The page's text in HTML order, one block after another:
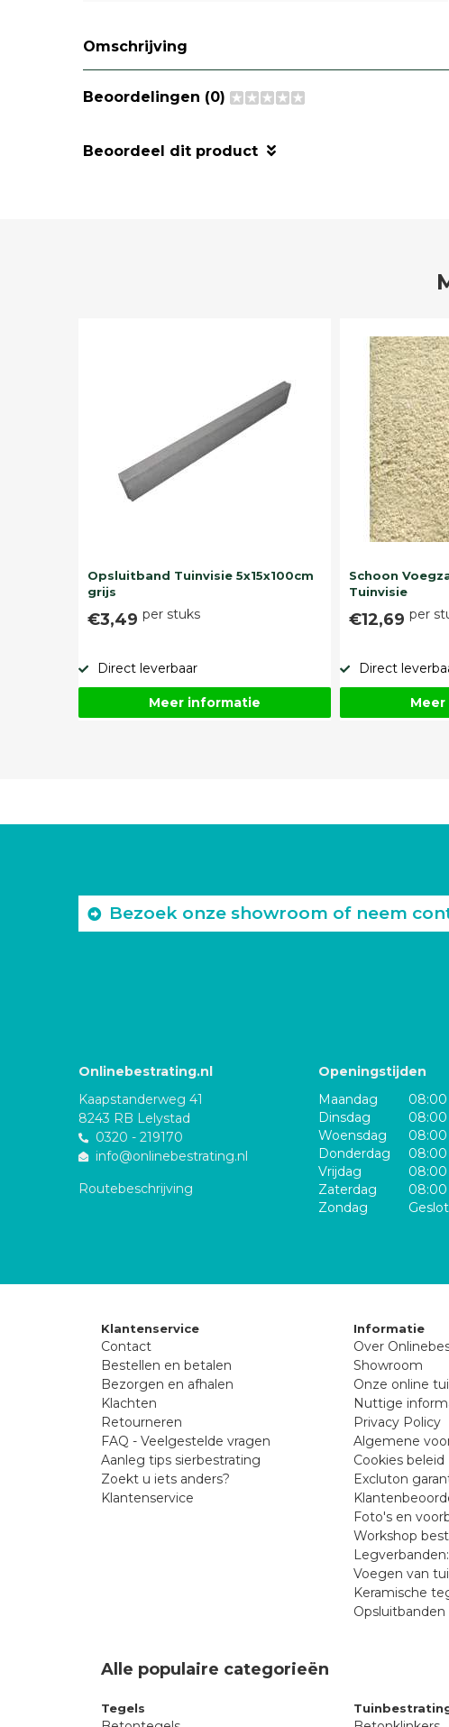
Omschrijving
Beoordelingen (0)
Beoordeel dit product
Opsluitband Tuinvisie 5x15x100cm
grijs
€3,49 per stuks
Direct leverbaar
Meer informatie
Schoon
Tuinvisie
€12,69per
Direct
Bezoek onze showroom of neem
Onlinebestrating.nl
Kaapstanderweg 41
8243 RB Lelystad
0320 - 219170
info@onlinebestrating.nl
Routebeschrijving
Openingstijden
Maandag
08:00
Dinsdag
08:00
Woensdag
08:00
Donderdag
08:00
Vrijdag
08:00
Zaterdag
08:00
Zondag
Klantenservice
Contact
Bestellen en betalen
Bezorgen en afhalen
Klachten
Retourneren
FAQ - Veelgestelde vragen
Aanleg tips sierbestrating
Zoekt u iets anders?
Klantenservice
Informatie
Over
Showroom
Onze online
Nuttige
Privacy Policy
Algemene
Cookies beleid
Excluton
Foto's en
Workshop
Voegen van
Keramische
Opsluitbanden
Alle populaire categorieën
Tegels